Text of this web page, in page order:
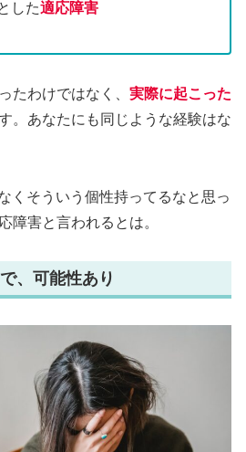
した適応障害
たわけではなく、 実際に起こった
。あなたにも同じような経験はな
くそういう個性持ってるなと思っ
障害と言われるとは。
、可能性あり